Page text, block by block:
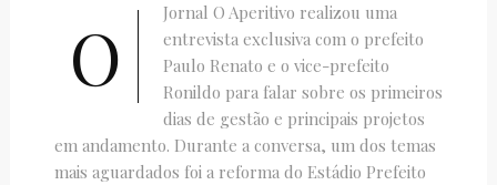
O
Jornal O Aperitivo realizou uma
entrevista exclusiva com o prefeito
Paulo Renato e o vice-prefeito
Ronildo para falar sobre os primeiros
dias de gestão e principais projetos
em andamento. Durante a conversa, um dos temas
mais aguardados foi a reforma do Estádio Prefeito